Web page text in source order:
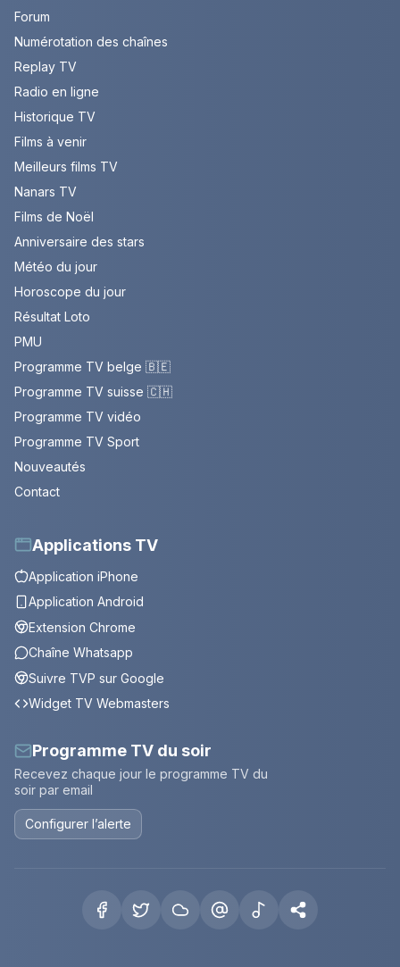
Forum
Numérotation des chaînes
Replay TV
Radio en ligne
Historique TV
Films à venir
Meilleurs films TV
Nanars TV
Films de Noël
Anniversaire des stars
Météo du jour
Horoscope du jour
Résultat Loto
PMU
Programme TV belge 🇧🇪
Programme TV suisse 🇨🇭
Programme TV vidéo
Programme TV Sport
Nouveautés
Contact
Applications TV
Application iPhone
Application Android
Extension Chrome
Chaîne Whatsapp
Suivre TVP sur Google
Widget TV Webmasters
Programme TV du soir
Recevez chaque jour le programme TV du
soir par email
Configurer l’alerte